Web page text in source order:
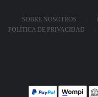
SOBRE NOSOTROS
POLÍTICA DE PRIVACIDAD